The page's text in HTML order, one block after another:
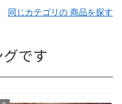
同じカテゴリの 商品を探す
です